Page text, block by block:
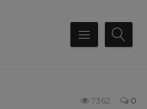
0
7362